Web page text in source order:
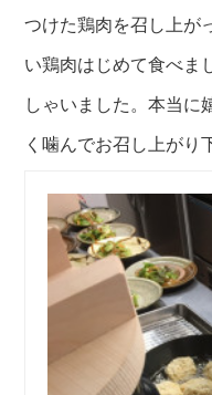
つけた鶏肉を召し上が
い鶏肉はじめて食べま
しゃいました。本当に
く噛んでお召し上がり